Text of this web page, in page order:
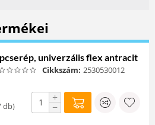
univerzális flex antracit
Cikkszám: 2530530012
db)
+
−